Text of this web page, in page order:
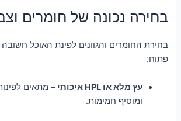
בחירה נכונה של חומרים
בחירת החומרים והגוונים לפינת האוכל חשובה
פתוח:
עץ מלא או HPL איכותי
– מתאים
ומוסיף חמימות.